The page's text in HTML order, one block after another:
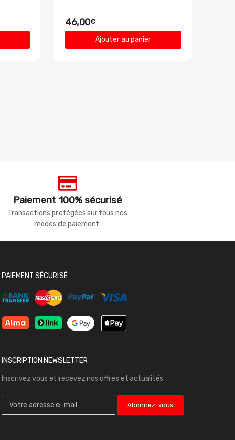
46,00€
Ajouter au panier
Paiement 100% sécurisé
Transactions protégées sur tous nos
modes de paiement.
PAIEMENT SÉCURISÉ
INSCRIPTION NEWSLETTER
Inscrivez vous et recevez nos offres et actualités